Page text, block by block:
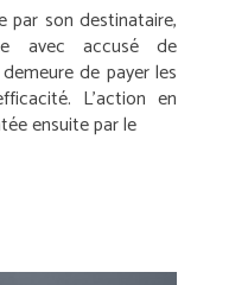
par son destinataire,
avec accusé de
de payer les
L’action en
ensuite par le